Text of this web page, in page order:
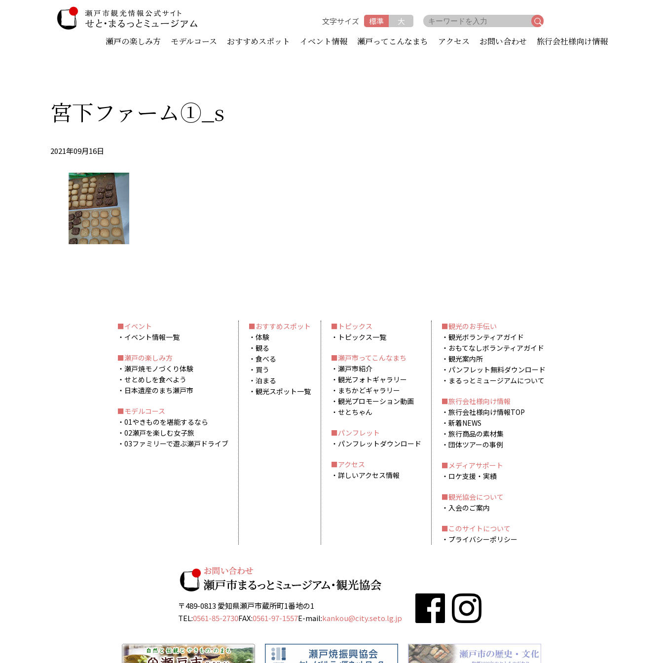
文字サイズ 標準 大
瀬戸の楽しみ方 モデルコース おすすめスポット イベント情報 瀬戸ってこんなまち アクセス お問い合わせ 旅行会社様向け情報
宮下ファーム①_s
2021年09月16日
イベント
イベント情報一覧
瀬戸の楽しみ方
瀬戸焼モノづくり体験
せとめしを食べよう
日本遺産のまち瀬戸市
モデルコース
01やきものを堪能するなら
02瀬戸を楽しむ女子旅
03ファミリーで遊ぶ瀬戸ドライブ
おすすめスポット
体験
観る
食べる
買う
泊まる
観光スポット一覧
トピックス
トピックス一覧
瀬戸市ってこんなまち
瀬戸市紹介
観光フォトギャラリー
まちかどギャラリー
観光プロモーション動画
せとちゃん
パンフレット
パンフレットダウンロード
アクセス
詳しいアクセス情報
観光のお手伝い
観光ボランティアガイド
おもてなしボランティアガイド
観光案内所
パンフレット無料ダウンロード
まるっとミュージアムについて
旅行会社様向け情報
旅行会社様向け情報TOP
新着NEWS
旅行商品の素材集
団体ツアーの事例
メディアサポート
ロケ支援・実績
観光協会について
入会のご案内
このサイトについて
プライバシーポリシー
〒489-0813 愛知県瀬戸市蔵所町1番地の1
TEL:0561-85-2730FAX:0561-97-1557E-mail:kankou@city.seto.lg.jp